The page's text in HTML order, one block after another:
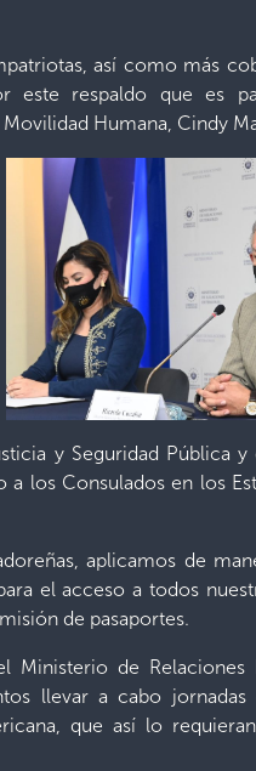
así como más
este respaldo que es
Humana, Cindy
y Seguridad Pública
los Consulados en los
aplicamos de
el acceso a todos
de pasaportes.
de Relaciones
llevar a cabo jornadas
que así lo